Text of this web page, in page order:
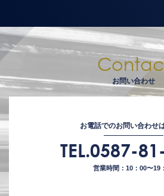
お問い合わせ
お電話でのお問い合わせ
TEL.0587-
営業時間：10：00〜19